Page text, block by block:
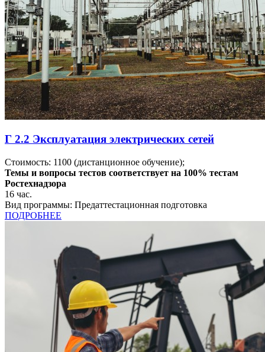
Г 2.2 Эксплуатация электрических сетей
Стоимость: 1100 (дистанционное обучение);
Темы и вопросы тестов соответствует на 100% тестам
Ростехнадзора
16 час.
Вид программы: Предаттестационная подготовка
ПОДРОБНЕЕ